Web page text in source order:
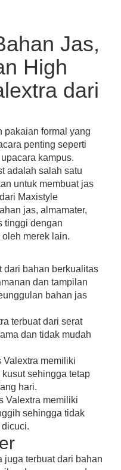
Jas,
High
dari
pakaian formal yang
penting seperti
kampus.
adalah salah satu
untuk membuat jas
Maxistyle
jas, almamater,
tinggi dengan
merek lain.
dari bahan berkualitas
dan tampilan
bahan jas
terbuat dari serat
dan tidak mudah
Valextra memiliki
sehingga tetap
hari.
Valextra memiliki
sehingga tidak
juga terbuat dari bahan